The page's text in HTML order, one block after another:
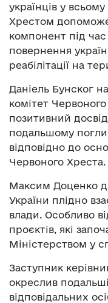
українців у
Хрестом
компонент під
повернення
реабілітації на
Даніель Бунског
комітет
позитивний
подальшому
відповідно до
Червоного Хреста.
Максим Доценко
України плідно
влади. Особливо
проєктів, які
Міністерством у
Заступник
окреслив
відповідальних